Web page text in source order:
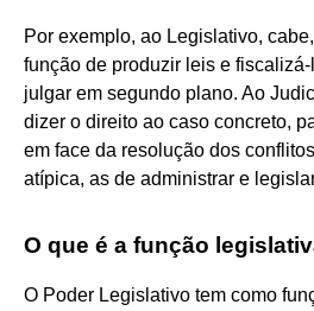
Por exemplo, ao Legislativo,
função de produzir leis e
julgar em segundo plano. Ao
dizer o direito ao caso concreto,
em face da resolução dos
atípica, as de administrar e
O que é a função
O Poder Legislativo tem como